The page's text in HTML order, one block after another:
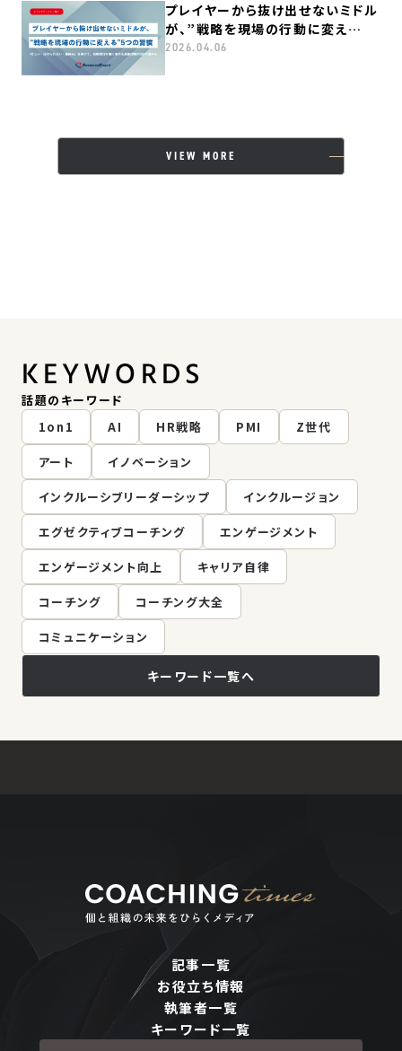
プレイヤーから抜け出せないミドル
が、”戦略を現場の行動に変え
る”５つの習慣
2026.04.06
VIEW MORE
KEYWORDS
話題のキーワード
1on1
AI HR戦略 PMI Z世代
アート イノベーション
インクルーシブリーダーシップ インクルージョン
エグゼクティブコーチング エンゲージメント
エンゲージメント向上 キャリア自律
コーチング コーチング大全
コミュニケーション
キーワード一覧へ
記事一覧
お役立ち情報
執筆者一覧
キーワード一覧